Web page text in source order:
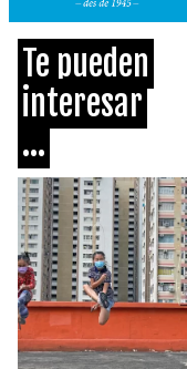
Te pueden
interesar
...